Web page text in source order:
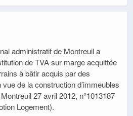
administratif de Montreuil a
de TVA sur marge acquittée
à bâtir acquis par des
de la construction d’immeubles
27 avril 2012, n°1013187
Logement).